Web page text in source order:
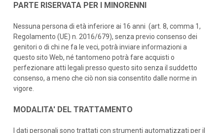
PARTE RISERVATA PER I MINORENNI
Nessuna persona di età inferiore ai 16 anni (art. 8, comma 1,
Regolamento (UE) n. 2016/679), senza previo consenso dei
genitori o di chi ne fa le veci, potrà inviare informazioni a
questo sito Web, né tantomeno potrà fare acquisti o
perfezionare atti legali presso questo sito senza il suddetto
consenso, a meno che ciò non sia consentito dalle norme in
vigore.
MODALITA' DEL TRATTAMENTO
I dati personali sono trattati con strumenti automatizzati per il